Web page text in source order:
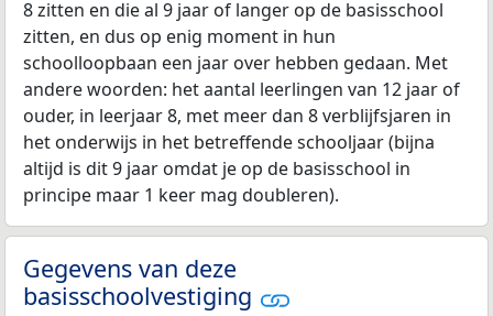
8 zitten en die al 9 jaar of langer op de basisschool
zitten, en dus op enig moment in hun
schoolloopbaan een jaar over hebben gedaan. Met
andere woorden: het aantal leerlingen van 12 jaar of
ouder, in leerjaar 8, met meer dan 8 verblijfsjaren in
het onderwijs in het betreffende schooljaar (bijna
altijd is dit 9 jaar omdat je op de basisschool in
principe maar 1 keer mag doubleren).
Gegevens van deze
basisschoolvestiging